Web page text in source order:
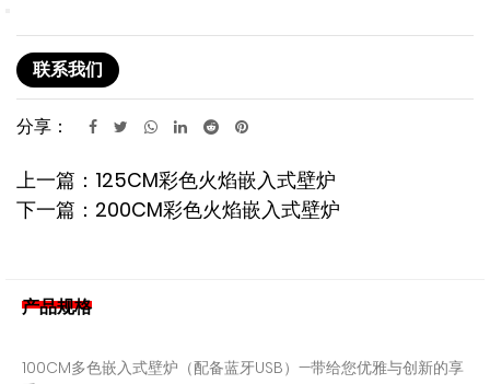
联系我们
分享：
上一篇：125CM彩色火焰嵌入式壁炉
下一篇：200CM彩色火焰嵌入式壁炉
产品规格
100CM多色嵌入式壁炉（配备蓝牙USB）—带给您优雅与创新的享